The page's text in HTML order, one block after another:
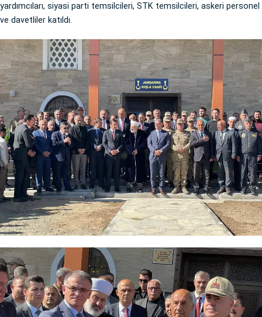
yardımcıları, siyasi parti temsilcileri, STK temsilcileri, askeri personel
ve davetliler katıldı.